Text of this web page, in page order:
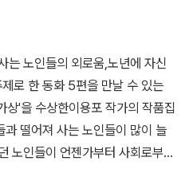
니의 마음을 보여주는 동화다.
들이 느끼는 마음들일 것이다. 나
시기를 거쳐야 할 텐데, 우리가
같다. 어른인 나도 헤아리지 못
자라나는 아이들이야 어떻겠는
. 그렇기에 이런 글이라도 읽어
마련해야 할 것이다. 옛날처럼 대
들어있었다. 누구나 다 나이가 든
잘 잊고 산다. 순간 거울을 보고
으로도 자주 이 사실을 잊을 것
지 하고 살았던 어머니가 치매에
남편과 함께 강물에 뛰어들려는
가 전화벨이 환청으로까지 들리게
상황이지만 우린 남의 이야기에
되었을 때는 얼마나 그들의 입장
는 노인들의 외로움,노년에 자신
로 한 동화 5편을 만날 수 있는
'을 수상한이용포 작가의 작품집
떨어져 사는 노인들이 많이 늘
노인들이 언젠가부터 사회로부